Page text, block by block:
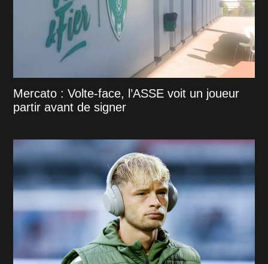
Mercato : Volte-face, l’ASSE voit un joueur
partir avant de signer